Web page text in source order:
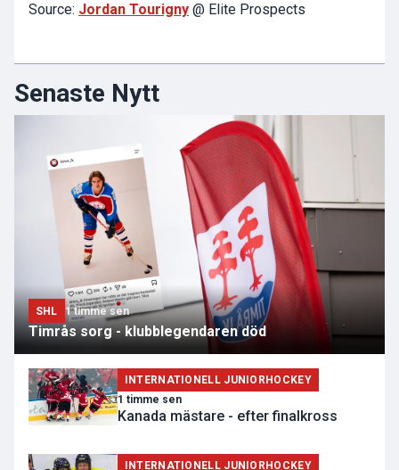
Source: Jordan Tourigny @ Elite Prospects
Senaste Nytt
SHL 1 timme sen
Timrås sorg - klubblegendaren död
INTERNATIONELL JUNIORHOCKEY
1 timme sen
Kanada mästare - efter finalkross
INTERNATIONELL JUNIORHOCKEY